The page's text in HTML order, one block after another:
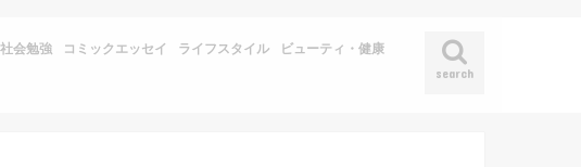
search
会勉強 コミックエッセイ ライフスタイル ビューティ・健康